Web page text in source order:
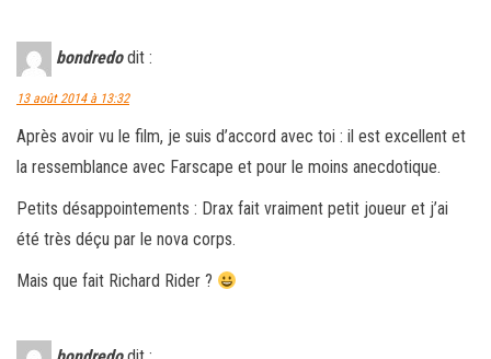
bondredo dit :
13 août 2014 à 13:32
Après avoir vu le film, je suis d’accord avec toi : il est excellent et
la ressemblance avec Farscape et pour le moins anecdotique.
Petits désappointements : Drax fait vraiment petit joueur et j’ai
été très déçu par le nova corps.
Mais que fait Richard Rider ?